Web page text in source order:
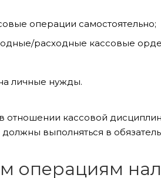
операции самостоятельно;
расходные кассовые
личные нужды.
отношении кассовой
должны выполняться в
операциям